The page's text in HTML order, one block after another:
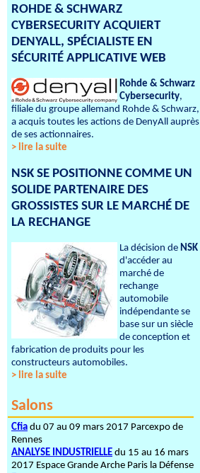
ROHDE & SCHWARZ
CYBERSECURITY ACQUIERT
DENYALL, SPÉCIALISTE EN
SÉCURITÉ APPLICATIVE WEB
Rohde & Schwarz
Cybersecurity,
filiale du groupe allemand Rohde & Schwarz,
a acquis toutes les actions de DenyAll auprès
de ses actionnaires.
> lire la suite
NSK SE POSITIONNE COMME UN
SOLIDE PARTENAIRE DES
GROSSISTES SUR LE MARCHÉ DE
LA RECHANGE
La décision de NSK
d'accéder au
marché de
rechange
automobile
indépendante se
base sur un siècle
de conception et
fabrication de produits pour les
constructeurs automobiles.
> lire la suite
Salons
Cfia du 07 au 09 mars 2017 Parcexpo de
Rennes
ANALYSE INDUSTRIELLE du 15 au 16 mars
2017 Espace Grande Arche Paris la Défense